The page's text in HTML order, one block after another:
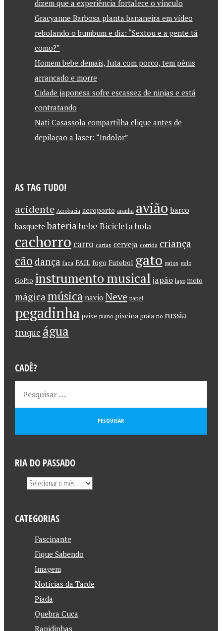
dizem que a experiência fortalece o vínculo
Gracyanne Barbosa planta bananeira em vídeo
rebolando o bumbum e diz: “Sextou e a gente tá
como?”
Homem bebe demais, luta com porco, tem pênis
arrancado e morre
Cidade japonesa sofre escassez de ninjas e está
contratando
Nati Casassola compartilha clique antes de
depilação a laser: “Indolor”
AS TAG TUDO!
acidente Acrobacia aeroporto aranha avião barco
basquete bateriabebe Bicicletabola
cachorro carro cartas cerveja corrida criança
cão dança faca FAIL fogo Futebol gato gatos gelo
GoPro instrumento musical japão lago moto
mágica música navio Neve papel
pegadinha peixe piano piscina praia rio russia
truque água
CADÊ?
RIA DO PASSADO
CATEGORIAS
Fascinante
Fique Sabendo
Imagem
Notícias da Tarde
Piada
Quebra Cuca
Rapidinhas